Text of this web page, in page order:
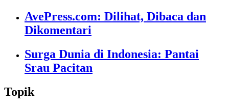
AvePress.com: Dilihat, Dibaca dan
Dikomentari
Surga Dunia di Indonesia: Pantai
Srau Pacitan
Topik